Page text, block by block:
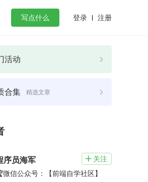
写点什么 登录 注册
活动
合集 精选文章
序员海军  关注
微信公众号：【前端自学社区】